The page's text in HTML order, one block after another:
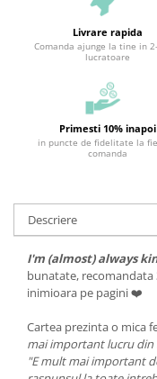
Livrare rapida
Comanda ajunge la tine in
lucratoare
Primesti 10% inapoi
in puncte de fidelitate la
comanda
Descriere
I'm (almost) always
bunatate, recomandata
inimioara pe pagini ❤️
Cartea prezinta o mica
mai important lucru din
"E mult mai important